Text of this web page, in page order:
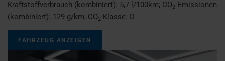
Kraftstoffverbrauch (kombiniert): 5,7 l/100km; CO2-Emissionen
(kombiniert): 129 g/km; CO2-Klasse: D
FAHRZEUG ANZEIGEN